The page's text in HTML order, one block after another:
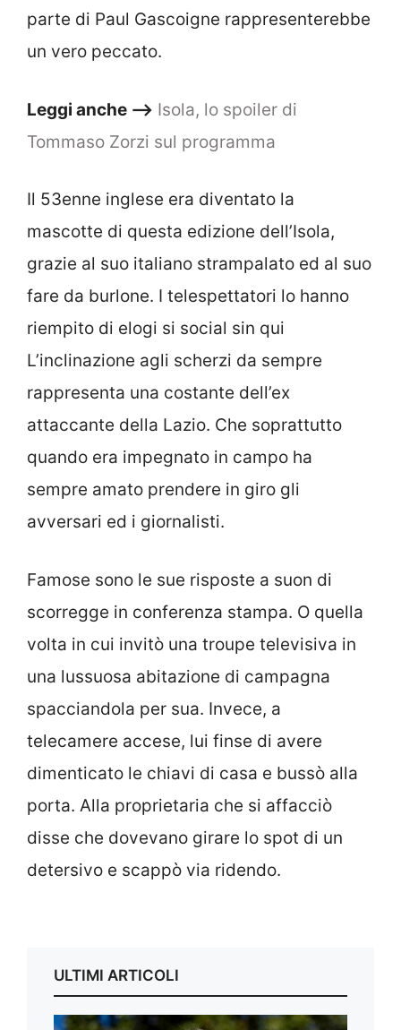
parte di Paul Gascoigne rappresenterebbe
un vero peccato.
Leggi anche –> Isola, lo spoiler di
Tommaso Zorzi sul programma
Il 53enne inglese era diventato la
mascotte di questa edizione dell’Isola,
grazie al suo italiano strampalato ed al suo
fare da burlone. I telespettatori lo hanno
riempito di elogi si social sin qui
L’inclinazione agli scherzi da sempre
rappresenta una costante dell’ex
attaccante della Lazio. Che soprattutto
quando era impegnato in campo ha
sempre amato prendere in giro gli
avversari ed i giornalisti.
Famose sono le sue risposte a suon di
scorregge in conferenza stampa. O quella
volta in cui invitò una troupe televisiva in
una lussuosa abitazione di campagna
spacciandola per sua. Invece, a
telecamere accese, lui finse di avere
dimenticato le chiavi di casa e bussò alla
porta. Alla proprietaria che si affacciò
disse che dovevano girare lo spot di un
detersivo e scappò via ridendo.
ULTIMI ARTICOLI